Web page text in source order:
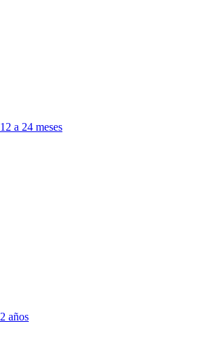
12 a 24 meses
2 años